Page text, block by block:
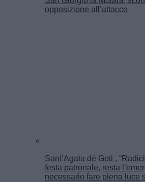
opposizione all’attacco
Sant’Agata dé Goti ,
festa patronale, resta
necessario fare piena luce